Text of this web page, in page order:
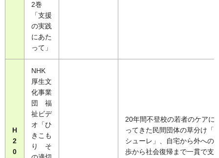
2巻
「支援
の実践
にあた
って」
H
2
0
NHK
厚生文
化事業
団 福
祉ビデ
オ「ひ
きこも
り そ
20年間不登校の若者のケアに
ってきた民間団体の草分け「
シューレ」、自宅から外への
歩から社会復帰まで一貫で支